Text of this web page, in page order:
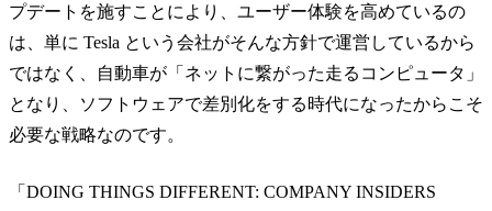
プデートを施すことにより、ユーザー体験を高めているの
は、単に Tesla という会社がそんな方針で運営しているから
ではなく、自動車が「ネットに繋がった走るコンピュータ」
となり、ソフトウェアで差別化をする時代になったからこそ
必要な戦略なのです。
「DOING THINGS DIFFERENT: COMPANY INSIDERS